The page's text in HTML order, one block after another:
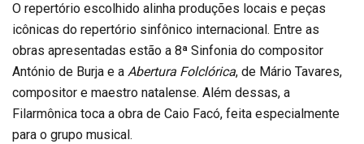
O repertório escolhido alinha produções locais e peças
icônicas do repertório sinfônico internacional. Entre as
obras apresentadas estão a 8ª Sinfonia do compositor
António de Burja e a Abertura Folclórica, de Mário Tavares,
compositor e maestro natalense. Além dessas, a
Filarmônica toca a obra de Caio Facó, feita especialmente
para o grupo musical.